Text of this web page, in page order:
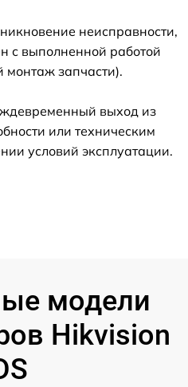
неисправности,
с выполненной работой
запчасти).
выход из
или техническим
условий эксплуатации.
модели
Hikvision